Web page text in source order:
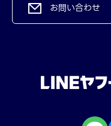
お問い合わせ